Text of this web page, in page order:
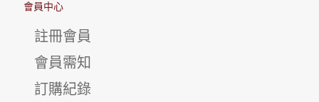
會員中心
註冊會員
會員需知
訂購紀錄